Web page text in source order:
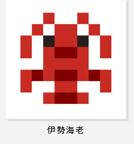
伊勢海老